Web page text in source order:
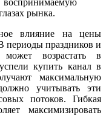
рынка.
влияние на цены
периоды праздников и
может возрастать в
купить канал в
максимальную
учитывать эти
потоков. Гибкая
максимизировать